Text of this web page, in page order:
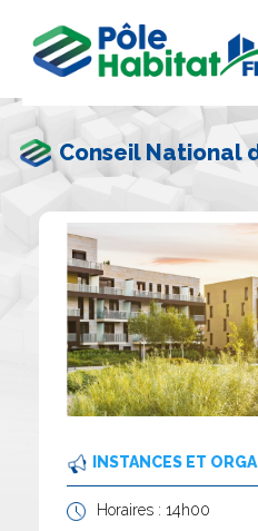
Conseil National
INSTANCES ET
Horaires : 14h00